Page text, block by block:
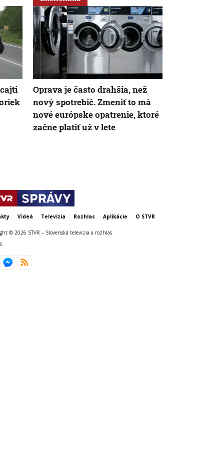
Oprava je často drahšia, než
nový spotrebič. Zmeniť to má
nové európske opatrenie, ktoré
začne platiť už v lete
Videá Televízia Rozhlas Aplikácie O STVR
© 2026 STVR – Slovenská televízia a rozhlas